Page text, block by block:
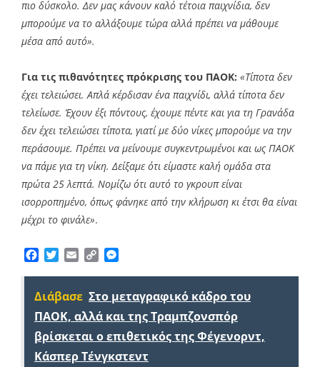
πιο δύσκολο. Δεν μας κάνουν καλό τέτοια παιχνίδια, δεν
μπορούμε να το αλλάξουμε τώρα αλλά πρέπει να μάθουμε
μέσα από αυτό».
Για τις πιθανότητες πρόκρισης του ΠΑΟΚ: «Τίποτα δεν
έχει τελειώσει. Απλά κέρδισαν ένα παιχνίδι, αλλά τίποτα δεν
τελείωσε. Έχουν έξι πόντους, έχουμε πέντε και για τη Γρανάδα
δεν έχει τελειώσει τίποτα, γιατί με δύο νίκες μπορούμε να την
περάσουμε. Πρέπει να μείνουμε συγκεντρωμένοι και ως ΠΑΟΚ
να πάμε για τη νίκη. Δείξαμε ότι είμαστε καλή ομάδα στα
πρώτα 25 λεπτά. Νομίζω ότι αυτό το γκρουπ είναι
ισορροπημένο, όπως φάνηκε από την κλήρωση κι έτσι θα είναι
μέχρι το φινάλε».
Facebook
TwitterEmailCopy
Διάβασε Στο μεταγραφικό κάδρο του
ΠΑΟΚ, αλλά και της Τραμπζονσπόρ
βρίσκεται ο επιθετικός της Φέγενορντ,
Κάσπερ Τένγκστεντ